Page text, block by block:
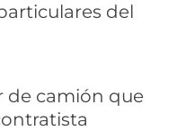
del
de camión que